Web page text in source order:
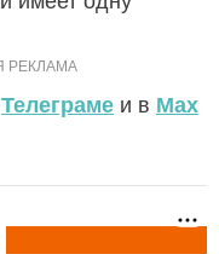
Телеграме и в Max